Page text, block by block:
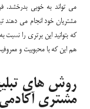
می تواند به خوبی بدرخشد.
مشتریان خود انجام می دهند
که بتوانید این برتری را
هم این که با محبوبیت و
روش های
مشتری